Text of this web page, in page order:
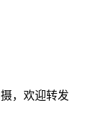
，欢迎转发